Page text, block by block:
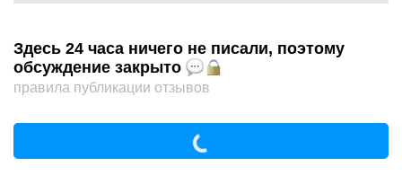
Здесь 24 часа ничего не писали, поэтому
обсуждение закрыто
правила публикации отзывов